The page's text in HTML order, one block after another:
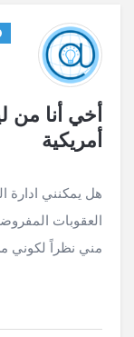
أخي أنا من
أمريكية
العقوبات
مني نظراً لكوني